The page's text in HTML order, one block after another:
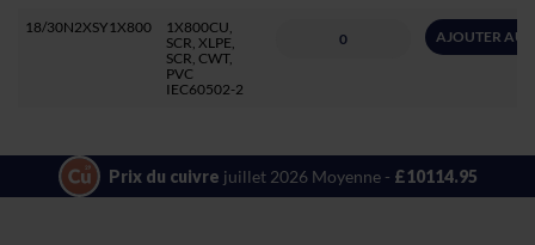
18/30N2XSY1X800
1X800CU,
SCR, XLPE,
SCR, CWT,
PVC
IEC60502-2
AJOUTER AU
Prix du cuivre juillet 2026 Moyenne - £10114.95